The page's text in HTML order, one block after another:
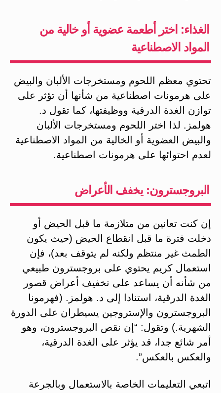
الغذاء: اختر أطعمة عضوية أو خالية من
المواد الاصطناعية
تحتوي معظم اللحوم ومستخرجات الألبان والبيض
على هرمونات اصطناعية من شأنها أن تؤثر على
توازن الغدة الدرقية ووظيفتها، كما تقول د.
هولمز. لذا اختر اللحوم ومستخرجات الألبان
والبيض العضوية أو الخالية من المواد الاصطناعية
لعدم احتوائها على هرمونات اصطناعية.
البروجسترون: يخفف الأعراض
إن كنت تعانين من متلازمة ما قبل الحيض أو
دخلت فترة ما قبل انقطاع الحيض (حيث يكون
الطمث غير منتظم ولكنه لم يتوقف بعد)، فإن
استعمال كريم يحتوي على بروجسترون طبيعي
من شأنه أن يساعد على تخفيف أعراض قصور
الغدة الدرقية، استنادا إلى د. هولمز. (فهرمونا
البروجسترون والإستروجين يسيطران على الدورة
الشهرية.) وتقول: “إن نقص البروجسترون، وهو
أمر شائع جدا، قد يؤثر على الغدة الدرقية،
والعكس بالعكس”.
اتبعي التعليمات الخاصة بالاستعمال وبالجرعة